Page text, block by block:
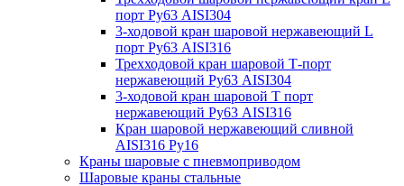
порт Ру63 AISI304
3-ходовой кран шаровой нержавеющий L
порт Ру63 AISI316
Трехходовой кран шаровой Т-порт
нержавеющий Ру63 AISI304
3-ходовой кран шаровой Т порт
нержавеющий Ру63 AISI316
Кран шаровой нержавеющий сливной
AISI316 Ру16
Краны шаровые с пневмоприводом
Шаровые краны стальные